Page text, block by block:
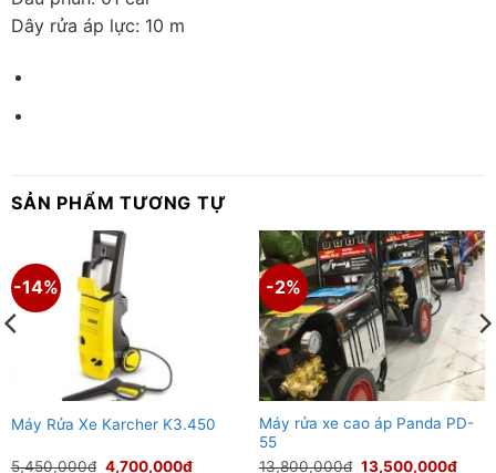
Dây rửa áp lực: 10 m
SẢN PHẨM TƯƠNG TỰ
-14%
Máy Rửa Xe Karcher K3.450
5,450,000₫ Giá
4,700,000₫Giá
-2%
Máy rửa xe cao áp Panda PD-
55
13,800,000₫ Giá
13,500,000₫Giá